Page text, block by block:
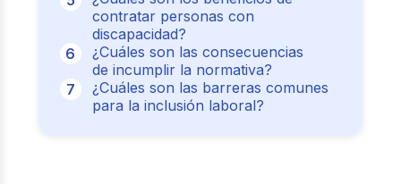
contratar personas con
discapacidad?
¿Cuáles son las consecuencias
de incumplir la normativa?
¿Cuáles son las barreras comunes
para la inclusión laboral?